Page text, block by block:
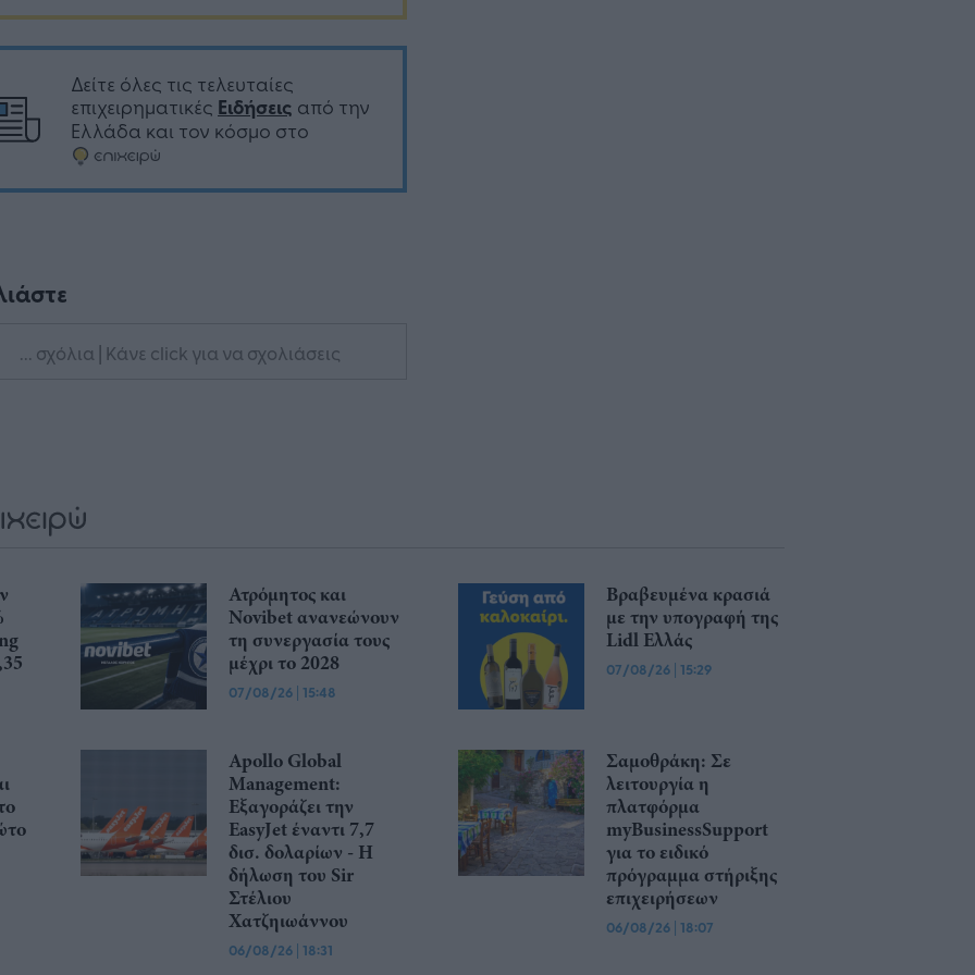
Δείτε όλες τις τελευταίες
επιχειρηματικές Ειδήσεις από την
Ελλάδα και τον κόσμο στο
... σχόλια | Κάνε click για να σχολιάσεις
Ατρόμητος και
Novibet ανανεώνουν
τη συνεργασία τους
μέχρι το 2028
07/08/26 | 15:48
Βραβευμένα κρασιά
με την υπογραφή της
Lidl Ελλάς
07/08/26 | 15:29
Apollo Global
Management:
Εξαγοράζει την
EasyJet έναντι 7,7
δισ. δολαρίων - Η
δήλωση του Sir
Στέλιου
Χατζηιωάννου
06/08/26 | 18:31
Σαμοθράκη: Σε
λειτουργία η
πλατφόρμα
myBusinessSupport
για το ειδικό
πρόγραμμα στήριξης
επιχειρήσεων
06/08/26 | 18:07